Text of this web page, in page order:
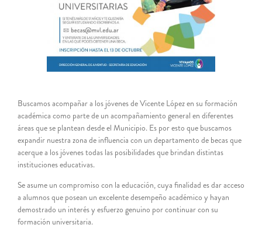
Buscamos acompañar a los jóvenes de Vicente López en su formación
académica como parte de un acompañamiento general en diferentes
áreas que se plantean desde el Municipio. Es por esto que buscamos
expandir nuestra zona de influencia con un departamento de becas que
acerque a los jóvenes todas las posibilidades que brindan distintas
instituciones educativas.
Se asume un compromiso con la educación, cuya finalidad es dar acceso
a alumnos que posean un excelente desempeño académico y hayan
demostrado un interés y esfuerzo genuino por continuar con su
formación universitaria.